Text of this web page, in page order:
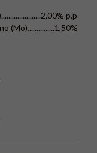
p.p
(Mo)...............1,50%